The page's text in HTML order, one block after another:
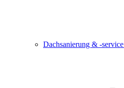
Dachsanierung & -service